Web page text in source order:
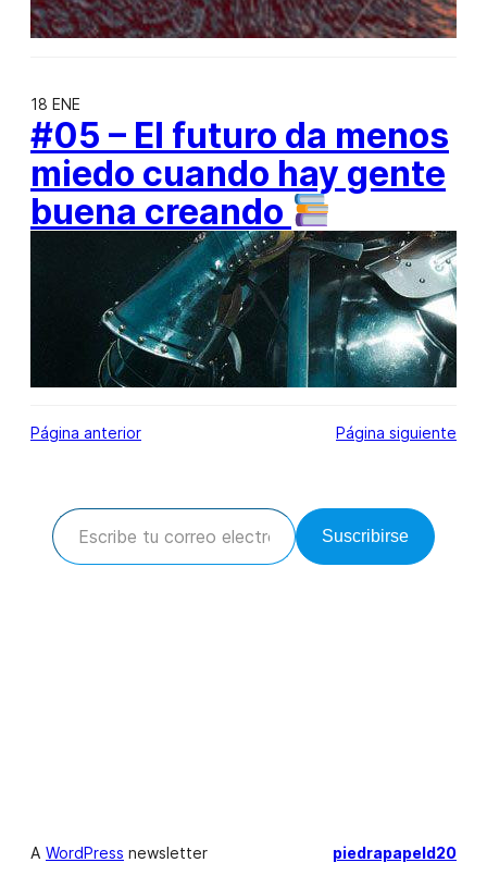
18 ENE
#05 – El futuro da menos
miedo cuando hay gente
buena creando
Página anterior Página siguiente
Escribe tu correo electrónico…
Suscribirse
A WordPress newsletter piedrapapeld20